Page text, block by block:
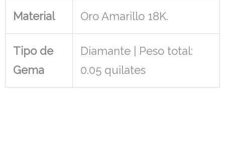
Material Oro Amarillo 18K.
Tipo de
Gema
Diamante | Peso total:
0.05 quilates